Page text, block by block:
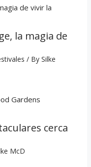
la magia de
/ By Silke
cerca
McD